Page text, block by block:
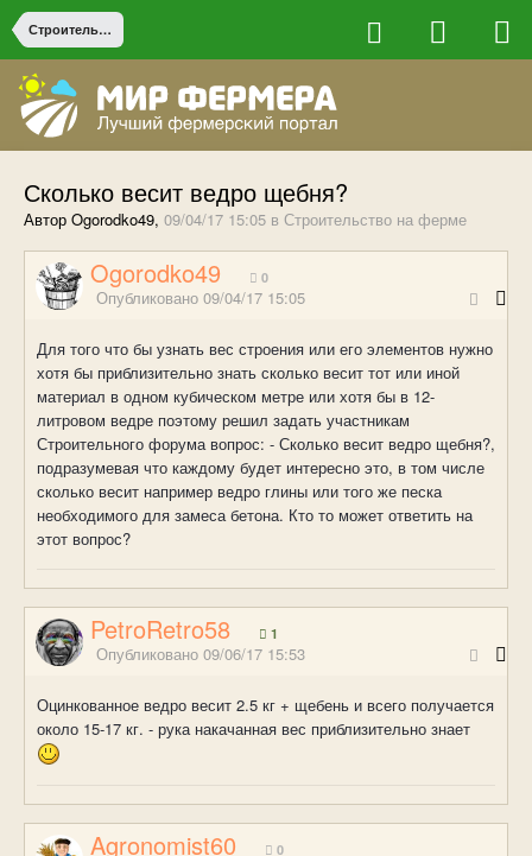
Строительство на ферме
Сколько весит ведро щебня?
Автор Ogorodko49, 09/04/17 15:05 в Строительство на ферме
Ogorodko49 0
Опубликовано 09/04/17 15:05
Для того что бы узнать вес строения или его элементов нужно
хотя бы приблизительно знать сколько весит тот или иной
материал в одном кубическом метре или хотя бы в 12-
литровом ведре поэтому решил задать участникам
Строительного форума вопрос: - Сколько весит ведро щебня?,
подразумевая что каждому будет интересно это, в том числе
сколько весит например ведро глины или того же песка
необходимого для замеса бетона. Кто то может ответить на
этот вопрос?
PetroRetro58 1
Опубликовано 09/06/17 15:53
Оцинкованное ведро весит 2.5 кг + щебень и всего получается
около 15-17 кг. - рука накачанная вес приблизительно знает
Agronomist60 0